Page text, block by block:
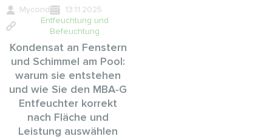
Mycond
13.11.2025
Entfeuchtung und
Befeuchtung
Kondensat an Fenstern
und Schimmel am Pool:
warum sie entstehen
und wie Sie den MBA‑G
Entfeuchter korrekt
nach Fläche und
Leistung auswählen